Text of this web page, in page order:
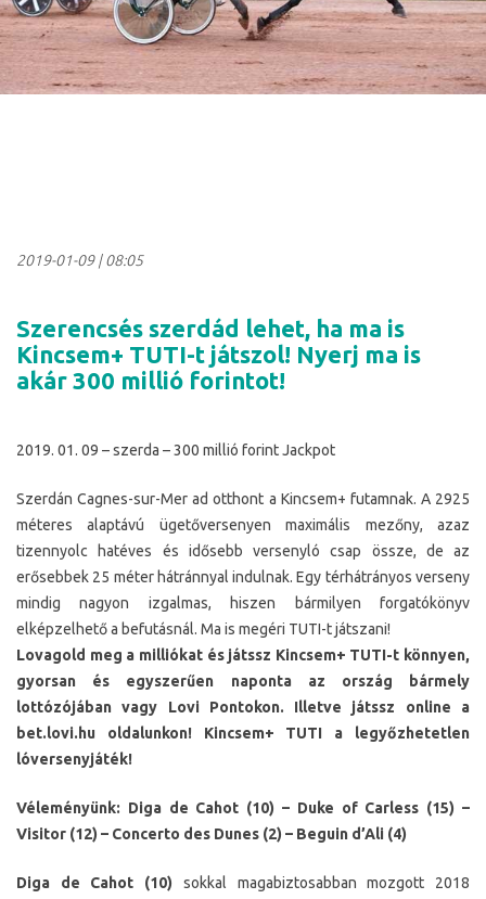
2019-01-09|08:05
Szerencsés szerdád lehet, ha ma is
Kincsem+ TUTI-t játszol! Nyerj ma is
akár 300 millió forintot!
2019. 01. 09 – szerda – 300 millió forint Jackpot
Szerdán Cagnes-sur-Mer ad otthont a Kincsem+ futamnak. A 2925
méteres alaptávú ügetőversenyen maximális mezőny, azaz
tizennyolc hatéves és idősebb versenyló csap össze, de az
erősebbek 25 méter hátránnyal indulnak. Egy térhátrányos verseny
mindig nagyon izgalmas, hiszen bármilyen forgatókönyv
elképzelhető a befutásnál. Ma is megéri TUTI-t játszani!
Lovagold meg a milliókat és játssz Kincsem+ TUTI-t könnyen,
gyorsan és egyszerűen naponta az ország bármely
lottózójában vagy Lovi Pontokon. Illetve játssz online a
bet.lovi.hu oldalunkon! Kincsem+ TUTI a legyőzhetetlen
lóversenyjáték!
Véleményünk: Diga de Cahot (10) – Duke of Carless (15) –
Visitor (12) – Concerto des Dunes (2) – Beguin d’Ali (4)
Diga de Cahot (10) sokkal magabiztosabban mozgott 2018